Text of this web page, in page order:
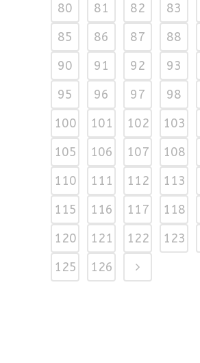
80
81 82 83
85
86 87 88
90
91 92 93
95
96 97 98
100
101 102 103
105
106 107 108
110
111 112 113
115
116 117 118
120
121 122 123
125
126